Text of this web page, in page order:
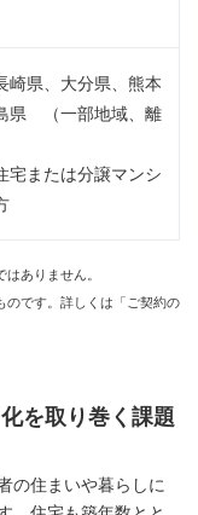
崎県、大分県、熊本
県 （一部地域、離
宅または分譲マンシ
ありません。
です。詳しくは「ご契約の
を取り巻く課題
の住まいや暮らしに